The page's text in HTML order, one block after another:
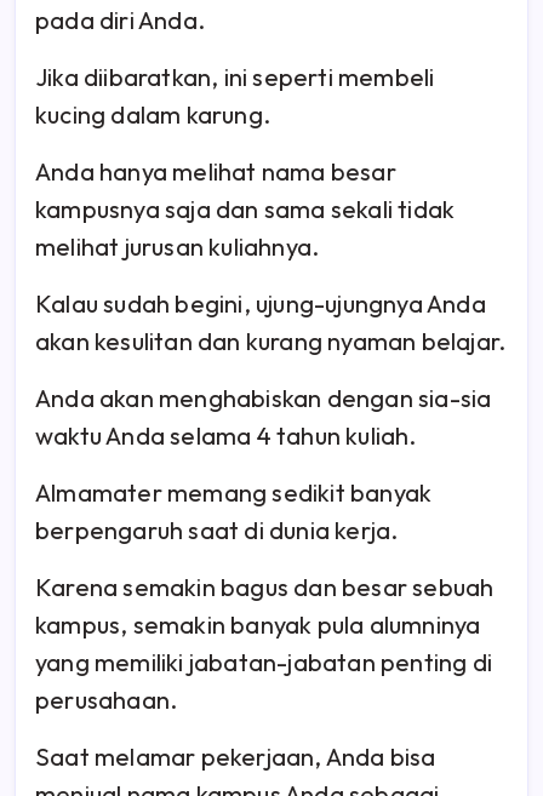
pada diri Anda.
Jika diibaratkan, ini seperti membeli
kucing dalam karung.
Anda hanya melihat nama besar
kampusnya saja dan sama sekali tidak
melihat jurusan kuliahnya.
Kalau sudah begini, ujung-ujungnya Anda
akan kesulitan dan kurang nyaman belajar.
Anda akan menghabiskan dengan sia-sia
waktu Anda selama 4 tahun kuliah.
Almamater memang sedikit banyak
berpengaruh saat di dunia kerja.
Karena semakin bagus dan besar sebuah
kampus, semakin banyak pula alumninya
yang memiliki jabatan-jabatan penting di
perusahaan.
Saat melamar pekerjaan, Anda bisa